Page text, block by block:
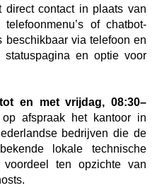
direct contact in plaats van
of chatbot-
beschikbaar via telefoon en
en optie voor
en met vrijdag, 08:30–
afspraak het kantoor in
bedrijven die de
lokale technische
ten opzichte van